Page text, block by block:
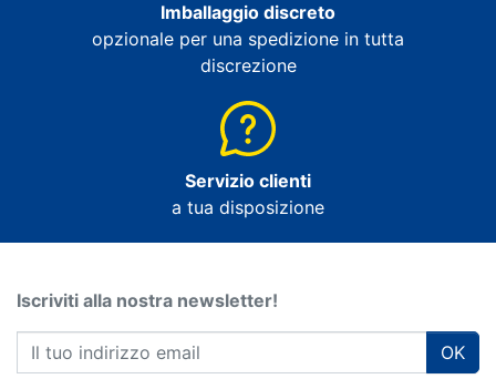
Imballaggio discreto
opzionale per una spedizione in tutta
discrezione
Servizio clienti
a tua disposizione
Iscriviti alla nostra newsletter!
OK